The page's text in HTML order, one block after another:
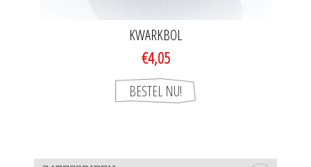
KWARKBOL
€4,05